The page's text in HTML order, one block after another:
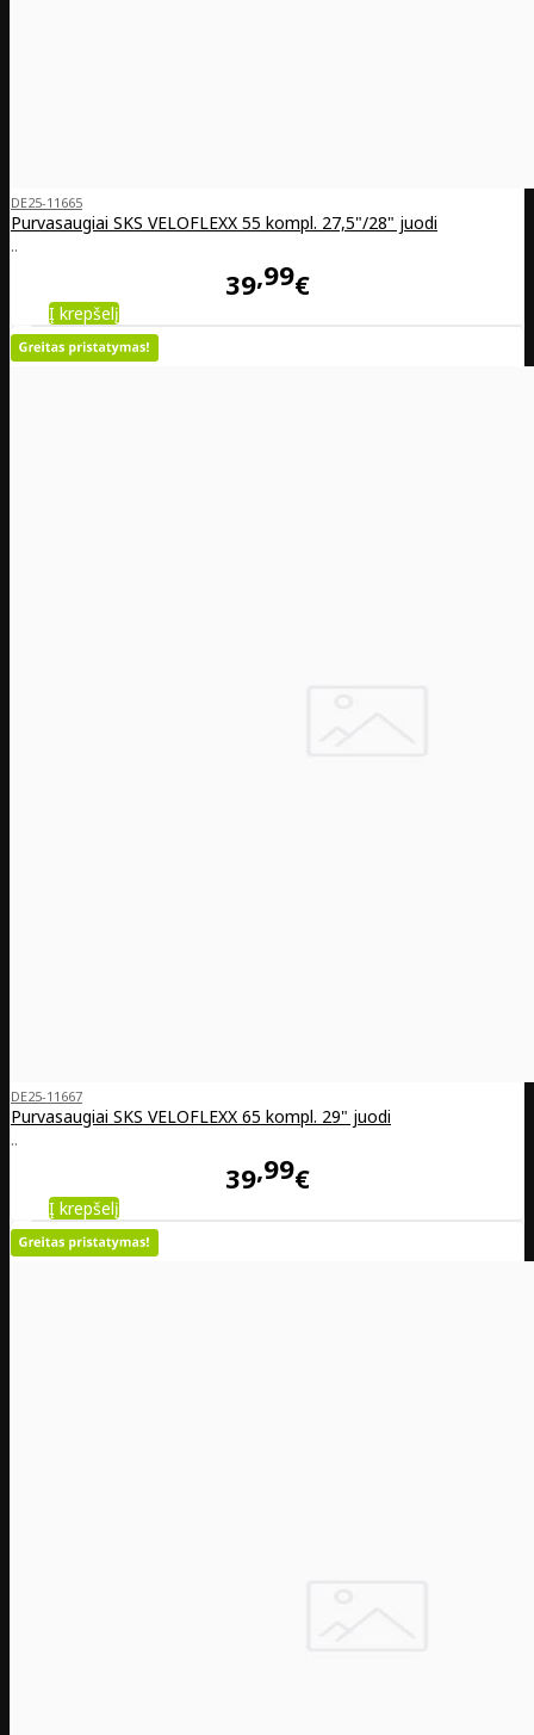
DE25-11665
Purvasaugiai SKS VELOFLEXX 55 kompl. 27,5"/28" juodi
..
39 99€
Į krepšelį
DE25-11667
Purvasaugiai SKS VELOFLEXX 65 kompl. 29" juodi
..
39 99€
Į krepšelį